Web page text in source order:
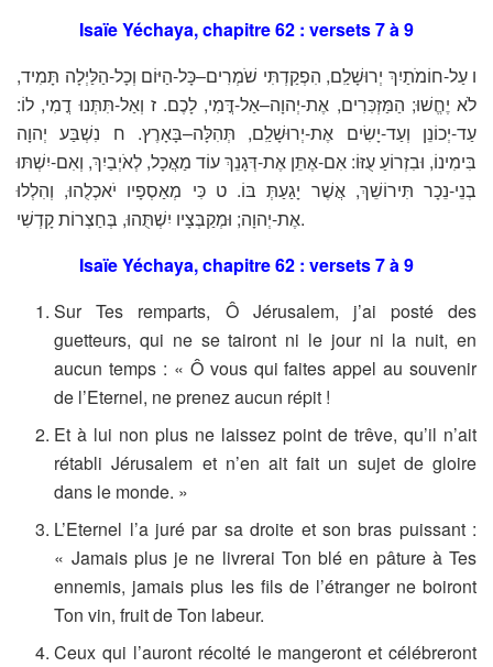
Isaïe Yéchaya, chapitre 62 : versets 7 à 9
ו עַל-חוֹמֹתַיִךְ יְרוּשָׁלִַם, הִפְקַדְתִּי שֹׁמְרִים–כָּל-הַיּוֹם וְכָל-הַלַּיְלָה תָּמִיד,
לֹא יֶחֱשׁוּ; הַמַּזְכִּרִים, אֶת-יְהוָה–אַל-דֳּמִי, לָכֶם. ז וְאַל-תִּתְּנוּ דֳמִי, לוֹ:
עַד-יְכוֹנֵן וְעַד-יָשִׂים אֶת-יְרוּשָׁלִַם, תְּהִלָּה–בָּאָרֶץ. ח נִשְׁבַּע יְהוָה
בִּימִינוֹ, וּבִזְרוֹעַ עֻזּוֹ: אִם-אֶתֵּן אֶת-דְּגָנֵךְ עוֹד מַאֲכָל, לְאֹיְבַיִךְ, וְאִם-יִשְׁתּוּ
בְנֵי-נֵכָר תִּירוֹשֵׁךְ, אֲשֶׁר יָגַעַתְּ בּוֹ. ט כִּי מְאַסְפָיו יֹאכְלֻהוּ, וְהִלְלוּ
אֶת-יְהוָה; וּמְקַבְּצָיו יִשְׁתֻּהוּ, בְּחַצְרוֹת קָדְשִׁי.
Isaïe Yéchaya, chapitre 62 : versets 7 à 9
Sur Tes remparts, Ô Jérusalem, j’ai posté des
guetteurs, qui ne se tairont ni le jour ni la nuit, en
aucun temps : « Ô vous qui faites appel au souvenir
de l’Eternel, ne prenez aucun répit !
Et à lui non plus ne laissez point de trêve, qu’il n’ait
rétabli Jérusalem et n’en ait fait un sujet de gloire
dans le monde. »
L’Eternel l’a juré par sa droite et son bras puissant :
« Jamais plus je ne livrerai Ton blé en pâture à Tes
ennemis, jamais plus les fils de l’étranger ne boiront
Ton vin, fruit de Ton labeur.
Ceux qui l’auront récolté le mangeront et célébreront